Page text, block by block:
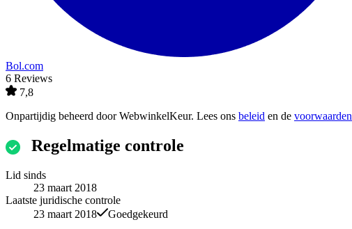
Bol.com
6 Reviews
7,8
Onpartijdig beheerd doorWebwinkelKeur. Lees ons beleid en de voorwaarden
Regelmatige controle
Lid sinds
23 maart 2018
Laatste juridische controle
23 maart 2018
Goedgekeurd